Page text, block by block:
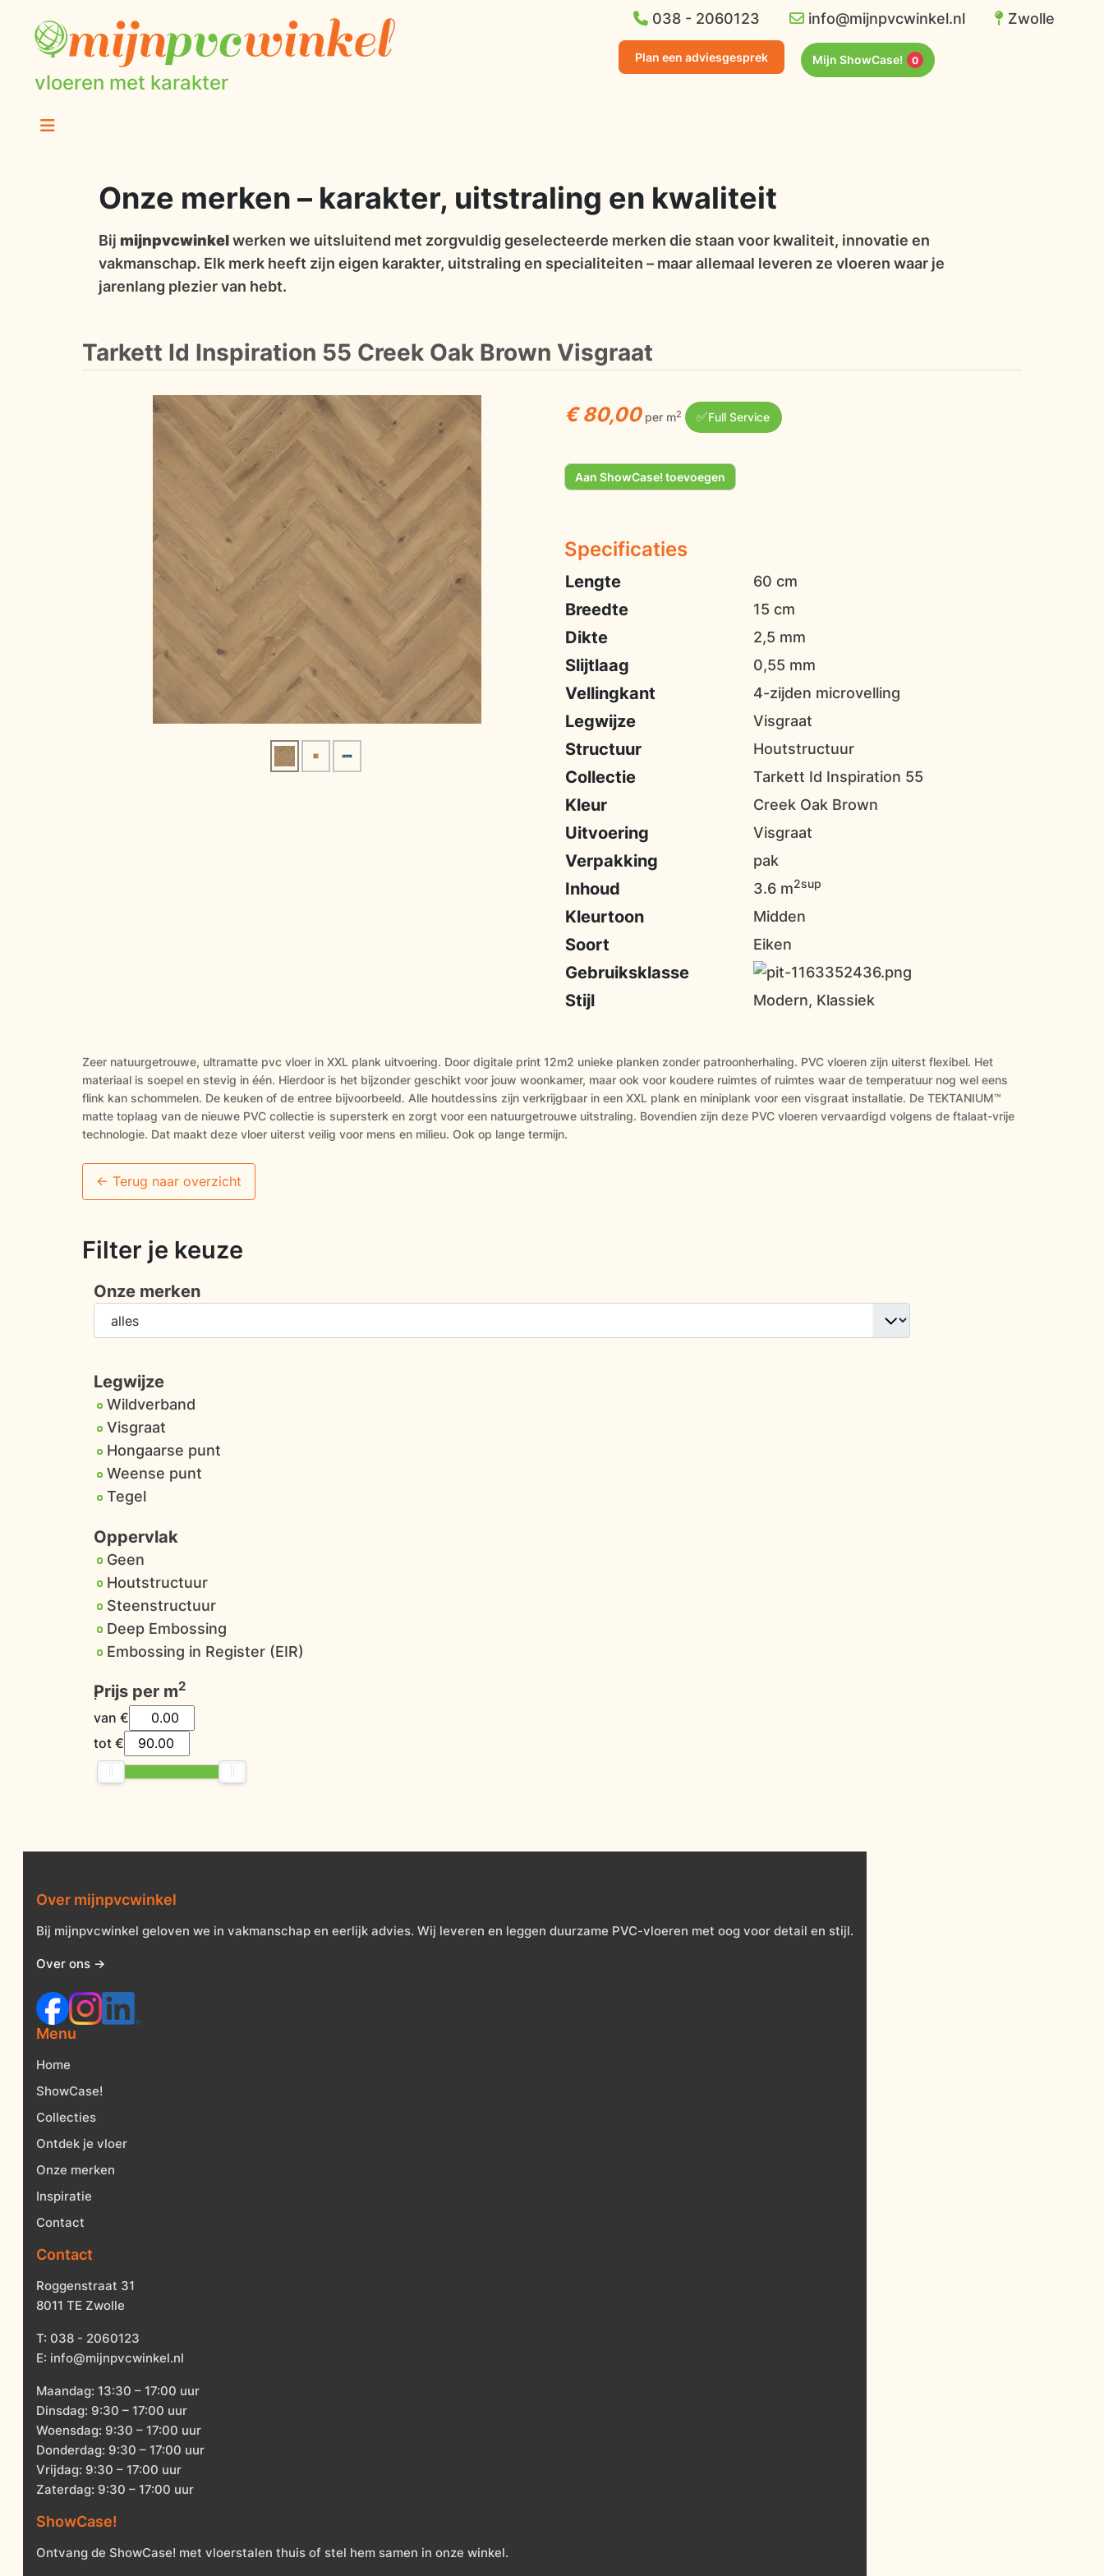
vloeren met karakter
038 - 2060123 info@mijnpvcwinkel.nl Zwolle
Plan een adviesgesprek Mijn ShowCase! 0
Filter je keuze
Onze merken
Legwijze
Wildverband
Visgraat
Hongaarse punt
Weense punt
Tegel
Oppervlak
Geen
Houtstructuur
Steenstructuur
Deep Embossing
Embossing in Register (EIR)
Prijs per m2
:
van€
tot€
Onze merken – karakter, uitstraling en kwaliteit
Bij mijnpvcwinkelwerken we uitsluitend met zorgvuldig geselecteerde merken die staan voor kwaliteit, innovatie en
vakmanschap. Elk merk heeft zijn eigen karakter, uitstraling en specialiteiten – maar allemaal leveren ze vloeren waar je
jarenlang plezier van hebt.
Tarkett Id Inspiration 55 Creek Oak Brown Visgraat
€ 80,00 per m2 ✅Full Service
Aan ShowCase! toevoegen
Specificaties
Lengte 60 cm
Breedte 15 cm
Dikte 2,5 mm
Slijtlaag 0,55 mm
Vellingkant 4-zijden microvelling
Legwijze Visgraat
Structuur Houtstructuur
Collectie Tarkett Id Inspiration 55
Kleur Creek Oak Brown
Uitvoering Visgraat
Verpakking pak
Inhoud 3.6 m2sup
Kleurtoon Midden
Soort Eiken
Gebruiksklasse
Stijl
Modern, Klassiek
Zeer natuurgetrouwe, ultramatte pvc vloer in XXL plank uitvoering. Door digitale print 12m2 unieke planken zonder patroonherhaling. PVC vloeren zijn uiterst flexibel. Het
materiaal is soepel en stevig in één. Hierdoor is het bijzonder geschikt voor jouw woonkamer, maar ook voor koudere ruimtes of ruimtes waar de temperatuur nog wel eens
flink kan schommelen. De keuken of de entree bijvoorbeeld. Alle houtdessins zijn verkrijgbaar in een XXL plank en miniplank voor een visgraat installatie. De TEKTANIUM™
matte toplaag van de nieuwe PVC collectie is supersterk en zorgt voor een natuurgetrouwe uitstraling. Bovendien zijn deze PVC vloeren vervaardigd volgens de ftalaat-vrije
technologie. Dat maakt deze vloer uiterst veilig voor mens en milieu. Ook op lange termijn.
<- Terug naar overzicht
Over mijnpvcwinkel
Bij mijnpvcwinkel geloven we in vakmanschap en eerlijk advies. Wij leveren en leggen duurzame PVC-vloeren met oog voor detail en stijl.
Over ons →
Menu
Home
ShowCase!
Collecties
Ontdek je vloer
Onze merken
Inspiratie
Contact
Contact
Roggenstraat 31
8011 TE Zwolle
T: 038 - 2060123
E: info@mijnpvcwinkel.nl
Maandag: 13:30 – 17:00 uur
Dinsdag: 9:30 – 17:00 uur
Woensdag: 9:30 – 17:00 uur
Donderdag: 9:30 – 17:00 uur
Vrijdag: 9:30 – 17:00 uur
Zaterdag: 9:30 – 17:00 uur
ShowCase!
Ontvang de ShowCase! met vloerstalen thuis of stel hem samen in onze winkel.